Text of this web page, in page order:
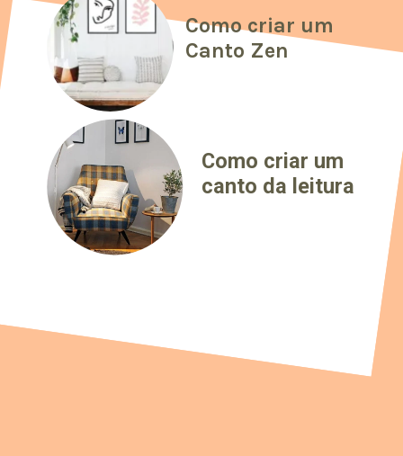
Como criar um
Canto Zen
Como criar um
canto da leitura